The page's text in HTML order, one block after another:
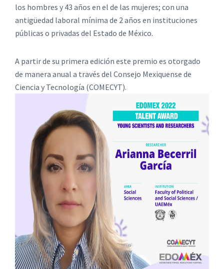
los hombres y 43 años en el de las mujeres; con una
antigüedad laboral mínima de 2 años en instituciones
públicas o privadas del Estado de México.
A partir de su primera edición este premio es otorgado
de manera anual a través del Consejo Mexiquense de
Ciencia y Tecnología (COMECYT).